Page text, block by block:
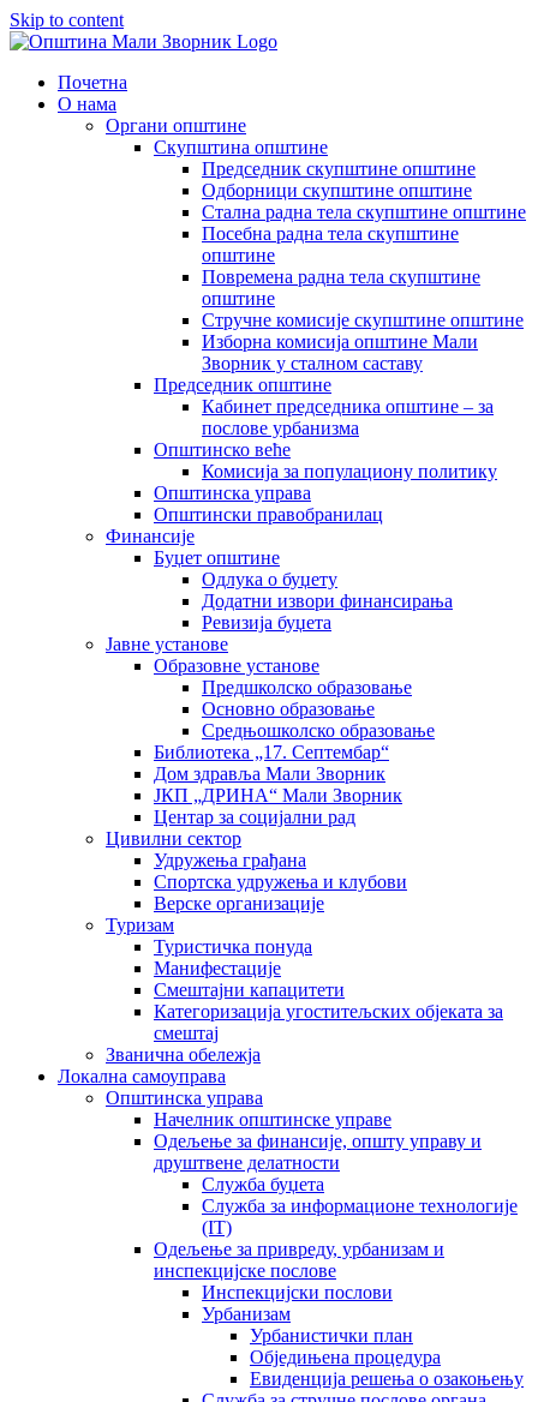
Skip to content
Почетна
О нама
Органи општине
Скупштина општине
Председник скупштине општине
Одборници скупштине општине
Стална радна тела скупштине општине
Посебна радна тела скупштине
општине
Повремена радна тела скупштине
општине
Стручне комисије скупштине општине
Изборна комисија општине Мали
Зворник у сталном саставу
Председник општине
Кабинет председника општине – за
послове урбанизма
Општинско веће
Комисија за популациону политику
Општинска управа
Општински правобранилац
Финансије
Буџет општине
Одлука о буџету
Додатни извори финансирања
Ревизија буџета
Јавне установе
Образовне установе
Предшколско образовање
Основно образовање
Средњошколско образовање
Библиотека „17. Септембар“
Дом здравља Мали Зворник
ЈКП „ДРИНА“ Мали Зворник
Центар за социјални рад
Цивилни сектор
Удружења грађана
Спортска удружења и клубови
Верске организације
Туризам
Туристичка понуда
Манифестације
Смештајни капацитети
Категоризација угоститељских објеката за
смештај
Званична обележја
Локална самоуправа
Општинска управа
Начелник општинске управе
Одељење за финансије, општу управу и
друштвене делатности
Служба буџета
Служба за информационе технологије
(IT)
Одељење за привреду, урбанизам и
инспекцијске послове
Инспекцијски послови
Урбанизам
Урбанистички план
Обједињена процедура
Евиденција решења о озакоњењу